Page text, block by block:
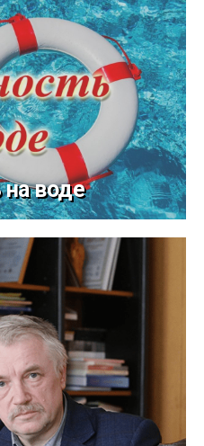
воде